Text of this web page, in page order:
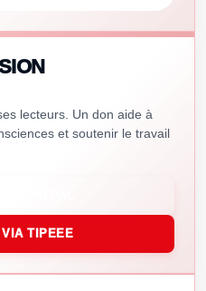
lecteurs. Un don aide à
et soutenir le travail
VIA TIPEEE